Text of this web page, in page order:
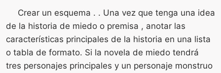
Crear un esquema . . Una vez que tenga una idea
de la historia de miedo o premisa , anotar las
características principales de la historia en una lista
o tabla de formato. Si la novela de miedo tendrá
tres personajes principales y un personaje monstruo